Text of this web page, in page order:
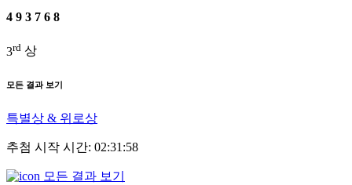
4 9 3 7 6 8
3rd 상
모든 결과 보기
특별상 & 위로상
추첨 시작 시간: 02:31:58
모든 결과 보기